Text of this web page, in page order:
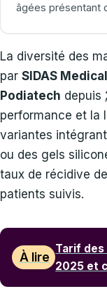
âgées présentant
La diversité des
par SIDAS Medical
Podiatech depuis
performance et la
variantes
ou des gels
taux de récidive
patients suivis.
À lire
Tarif
2025 et